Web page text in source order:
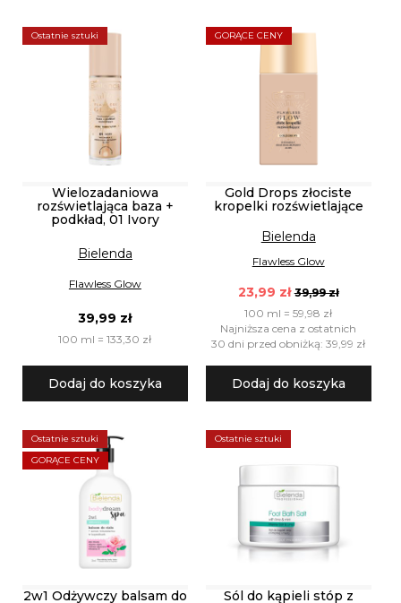
Ostatnie sztuki
Wielozadaniowa
rozświetlająca baza +
podkład, 01 Ivory
Bielenda
Flawless Glow
39,99 zł
100 ml = 133,30 zł
Dodaj do koszyka
GORĄCE CENY
Gold Drops złociste
kropelki rozświetlające
Bielenda
Flawless Glow
23,99 zł 39,99 zł
100 ml = 59,98 zł
Najniższa cena z ostatnich
30 dni przed obniżką: 39,99 zł
Dodaj do koszyka
Ostatnie sztuki
GORĄCE CENY
2w1 Odżywczy balsam do
Ostatnie sztuki
Sól do kąpieli stóp z